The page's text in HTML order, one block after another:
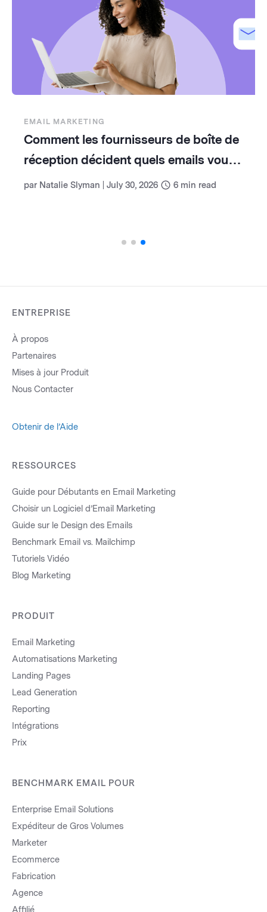
EMAIL MARKETING
Comment les fournisseurs de boîte de
réception décident quels emails vous
voyez (et comment travailler avec eux)
par Natalie Slyman July 30, 2026 6 min read
ENTREPRISE
À propos
Partenaires
Mises à jour Produit
Nous Contacter
Obtenir de l’Aide
RESSOURCES
Guide pour Débutants en Email Marketing
Choisir un Logiciel d’Email Marketing
Guide sur le Design des Emails
Benchmark Email vs. Mailchimp
Tutoriels Vidéo
Blog Marketing
PRODUIT
Email Marketing
Automatisations Marketing
Landing Pages
Lead Generation
Reporting
Intégrations
Prix
BENCHMARK EMAIL POUR
Enterprise Email Solutions
Expéditeur de Gros Volumes
Marketer
Ecommerce
Fabrication
Agence